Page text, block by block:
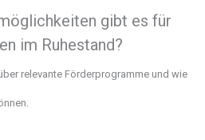
gibt es für
im Ruhestand?
relevante Förderprogramme und wie